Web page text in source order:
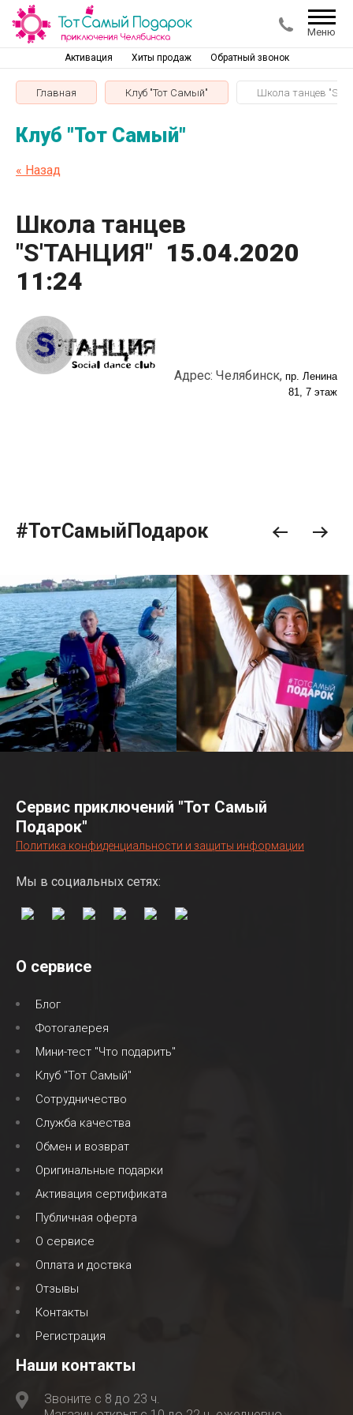
Меню
Активация Хиты продаж Обратный звонок
Главная Клуб "Тот Самый" Школа танцев
Клуб "Тот Самый"
« Назад
Школа танцев
"S'ТАНЦИЯ" 15.04.2020
11:24
Адрес: Челябинск, пр. Ленина
81, 7 этаж
#ТотСамыйПодарок
Сервис приключений "Тот Самый
Подарок"
Политика конфиденциальности и защиты информации
Мы в социальных сетях:
О сервисе
Блог
Фотогалерея
Мини-тест "Что подарить"
Клуб "Тот Самый"
Сотрудничество
Служба качества
Обмен и возврат
Оригинальные подарки
Активация сертификата
Публичная оферта
О сервисе
Оплата и доствка
Отзывы
Контакты
Регистрация
Наши контакты
Звоните с 8 до 23 ч.